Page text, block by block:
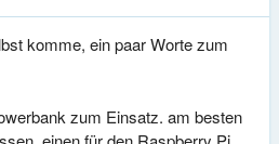
komme, ein paar Worte zum
zum Einsatz. am besten